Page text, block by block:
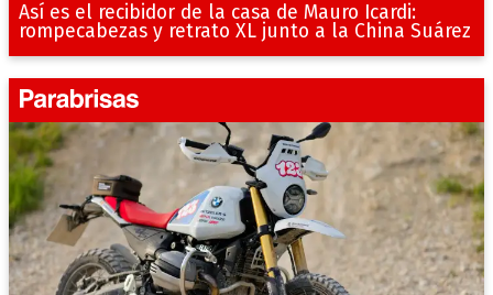
Así es el recibidor de la casa de Mauro Icardi:
rompecabezas y retrato XL junto a la China Suárez